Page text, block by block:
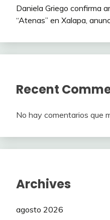
Daniela Griego confirma
“Atenas” en Xalapa,
Recent
No hay comentarios que
Archives
agosto 2026